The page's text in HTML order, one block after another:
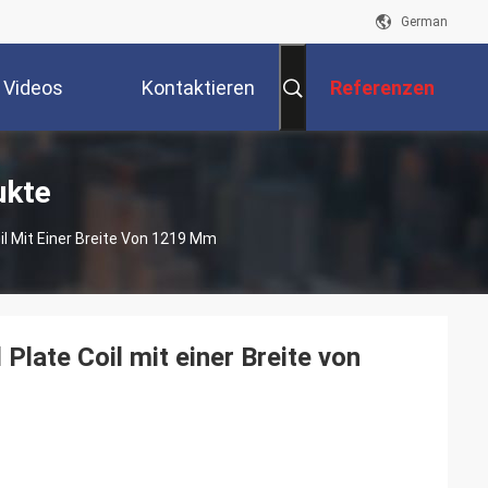
German
Videos Kontaktieren Referenzen
Mit Einer Breite Von 1219 Mm
Coil mit einer Breite von